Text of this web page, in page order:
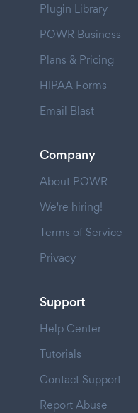
Plugin Library
POWR Business
Plans & Pricing
HIPAA Forms
Email Blast
Company
About POWR
We're hiring!
Terms of Service
Privacy
Support
Help Center
Tutorials
Contact Support
Report Abuse